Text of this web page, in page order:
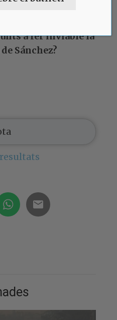
a fer inviable la
Sánchez?